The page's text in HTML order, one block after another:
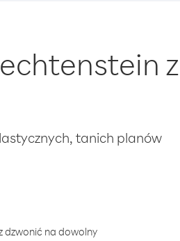
z
tanich planów
dzwonić na dowolny